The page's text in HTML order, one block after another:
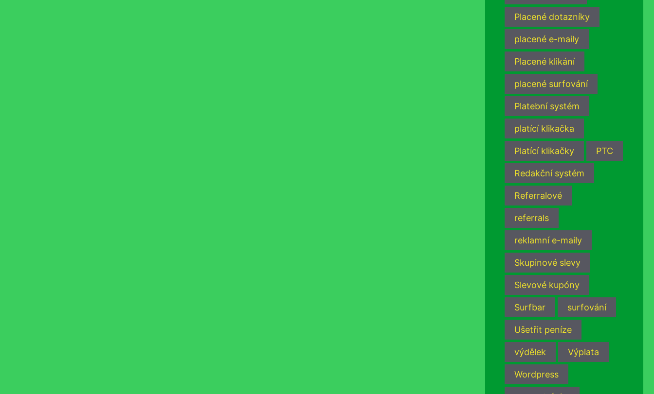
Placené dotazníky
placené e-maily
Placené klikání
placené surfování
Platební systém
platící klikačka
Platící klikačky PTC
Redakční systém
Referralové
referrals
reklamní e-maily
Skupinové slevy
Slevové kupóny
Surfbar surfování
Ušetřit peníze
výdělek Výplata
Wordpress